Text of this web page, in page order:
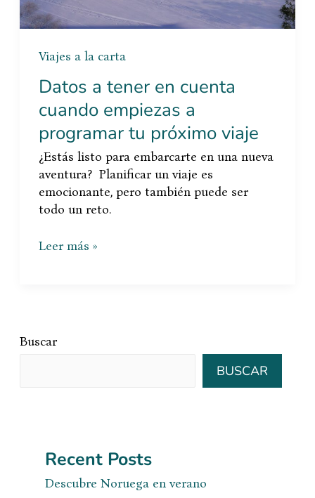
Viajes a la carta
Datos a tener en cuenta
cuando empiezas a
programar tu próximo viaje
¿Estás listo para embarcarte en una nueva
aventura? Planificar un viaje es
emocionante, pero también puede ser
todo un reto.
próximo
viaje
Leer más »
Buscar
BUSCAR
Recent Posts
Descubre Noruega en verano